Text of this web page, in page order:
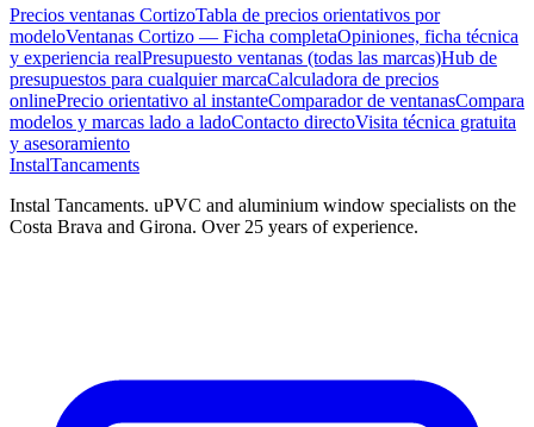
Precios ventanas CortizoTabla de precios orientativos por
modeloVentanas Cortizo — Ficha completaOpiniones, ficha técnica
y experiencia realPresupuesto ventanas (todas las marcas)Hub de
presupuestos para cualquier marcaCalculadora de precios
onlinePrecio orientativo al instanteComparador de ventanasCompara
modelos y marcas lado a ladoContacto directoVisita técnica gratuita
y asesoramiento
InstalTancaments
Instal Tancaments. uPVC and aluminium window specialists on the
Costa Brava and Girona. Over 25 years of experience.